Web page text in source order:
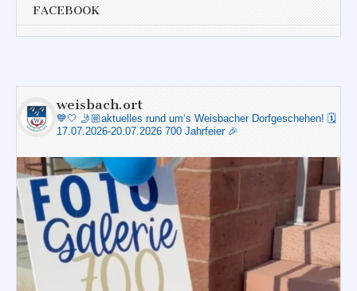
FACEBOOK
weisbach.ort
💙🤍 🤳🏼aktuelles rund um‘s Weisbacher Dorfgeschehen! 🗓️
17.07.2026-20.07.2026 700 Jahrfeier 🎉